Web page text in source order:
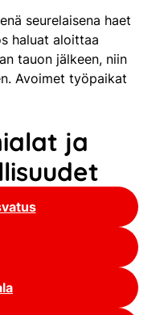
seurelaisena haet
haluat aloittaa
tauon jälkeen, niin
Avoimet työpaikat
ja